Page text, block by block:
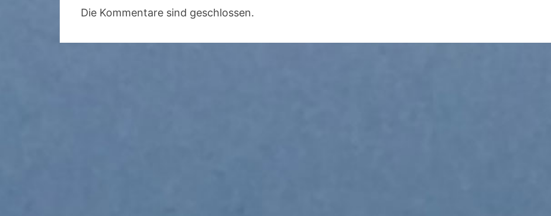
Die Kommentare sind geschlossen.